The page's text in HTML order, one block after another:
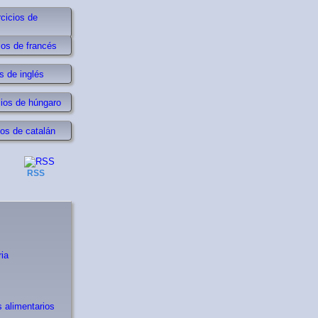
alimentarios
RSS
de
de francés
de inglés
de húngaro
de catalán